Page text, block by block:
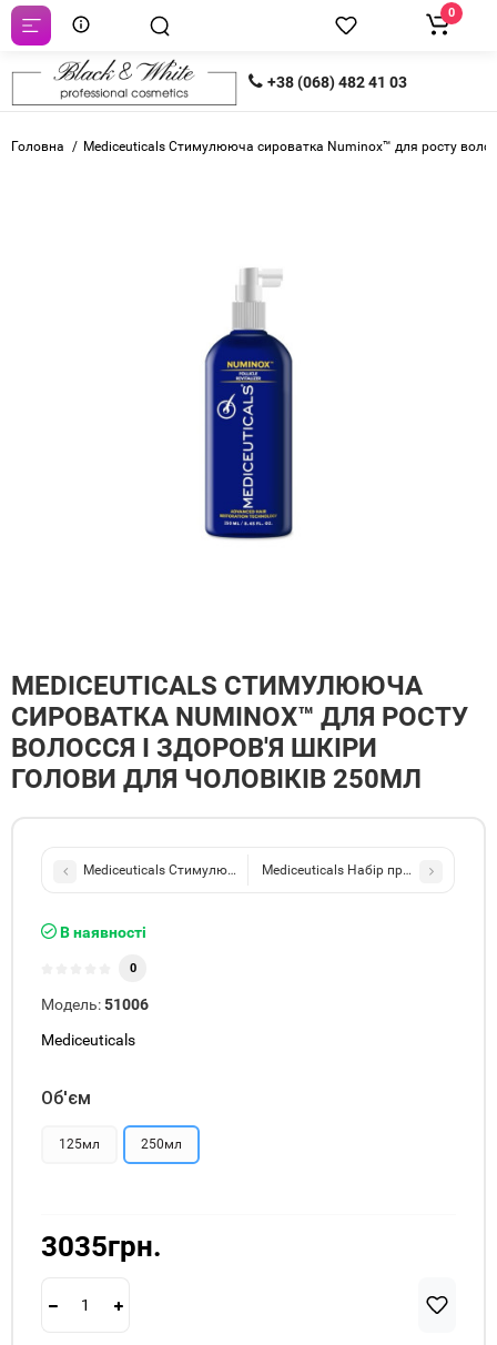
+38 (068) 482 41 03
0
Головна Mediceuticals Стимулююча сироватка Numinox™ для росту
MEDICEUTICALS СТИМУЛЮЮЧА
СИРОВАТКА NUMINOX™ ДЛЯ РОСТУ
ВОЛОССЯ І ЗДОРОВ'Я ШКІРИ
ГОЛОВИ ДЛЯ ЧОЛОВІКІВ 250МЛ
Mediceuticals Стимулююча сироватка Numinox™ для росту
Mediceuticals Набір проти
В наявності
0
Модель:51006
Mediceuticals
Об'єм
125мл 250мл
3035грн.